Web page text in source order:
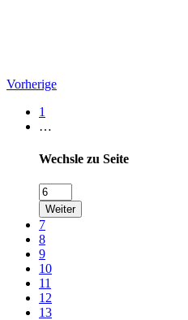
Vorherige
1
…
Wechsle zu Seite
Weiter
7
8
9
10
11
12
13